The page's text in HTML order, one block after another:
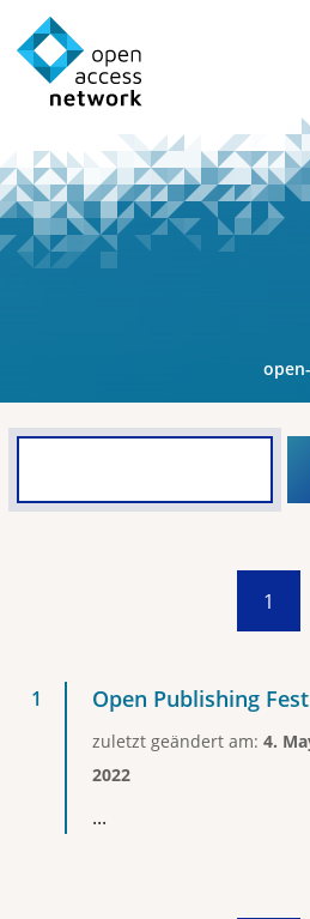
1
Open Publishing Fest
zuletzt geändert am: 4.
2022
...